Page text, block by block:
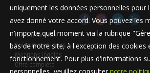
Nos Honoraires
Qui sommes-nous
Mentions légales
Offre complète
uniquement les données personnelles pour
avez donné votre accord. Vous pouvez les
n'importe quel moment via la rubrique
bas de notre site, à l'exception des cookies
fonctionnement. Pour plus d'informations